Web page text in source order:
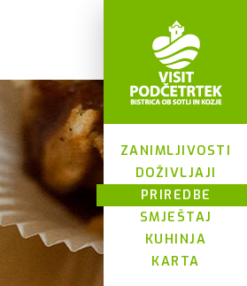
ZANIMLJIVOSTI
DOŽIVLJAJI
PRIREDBE
SMJEŠTAJ
KUHINJA
KARTA